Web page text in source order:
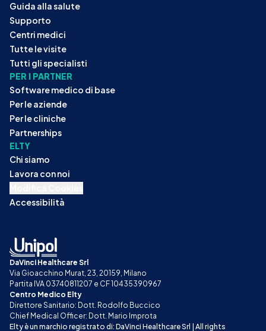
Guida alla salute
Supporto
Centri medici
Tutte le visite
Tutti gli specialisti
PER I PARTNER
Software medico di base
Per le aziende
Per le cliniche
Partnerships
ELTY
Chi siamo
Lavora con noi
Accessibilità
DaVinci Healthcare Srl
Via Gioacchino Murat, 23, 20159, Milano
Partita IVA 03740811207 e CF 10435390967
Centro Medico Elty
Direttore Sanitario: Dott. Rodolfo Buccico
Chief Medical Officer: Dott. Mario Improta
Elty è un marchio registrato di: DaVinci Healthcare Srl | All rights